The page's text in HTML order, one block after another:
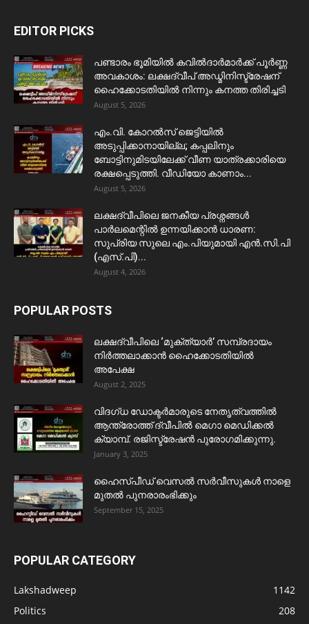
EDITOR PICKS
പണ്ടാരം ഭൂമിയിൽ കവിൽദാർമാർക്ക് പൂർണ്ണ
അവകാശം: ലക്ഷദ്വീപ് അഡ്മിനിസ്ട്രേഷന്
ഹൈക്കോടതിയിൽ നിന്നും കനത്ത തിരിച്ചടി
August 5, 2026
​എം.വി. കോറൽസ് ജെട്ടിയിൽ
അടുപ്പിക്കാനായില്ല; കപ്പലിനും
ബോട്ടിനുമിടയിലേക്ക് വീണ യാത്രക്കാരിയെ
രക്ഷപ്പെടുത്തി. വീഡിയോ കാണാം...
August 5, 2026
ലക്ഷദ്വീപിലെ ജനകീയ പ്രശ്നങ്ങൾ
പാർലമെന്റിൽ ഉന്നയിക്കാൻ ധാരണ:
സുപ്രിയ സുലെ എം.പിയുമായി എൻ.സി.പി
(എസ്.പി)...
August 4, 2026
POPULAR POSTS
ലക്ഷദ്വീപിലെ ‘മുക്ത്യാർ’ സമ്പ്രദായം
നിർത്തലാക്കാൻ ഹൈക്കോടതിയിൽ
അപേക്ഷ
August 2, 2025
വിദഗ്ധ ഡോക്ടർമാരുടെ നേതൃത്വത്തിൽ
ആന്ത്രോത്ത് ദ്വീപിൽ മെഗാ മെഡിക്കൽ
ക്യാമ്പ്. രജിസ്ട്രേഷൻ പുരോഗമിക്കുന്നു.
January 3, 2025
ഹൈസ്പീഡ് വെസൽ സർവീസുകൾ നാളെ
മുതൽ പുനരാരംഭിക്കും
September 15, 2025
POPULAR CATEGORY
Lakshadweep
1142
Politics
208